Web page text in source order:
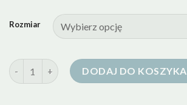
Rozmiar
ilość puchowa kurtka zimowaDODAJ DO KOSZYKA